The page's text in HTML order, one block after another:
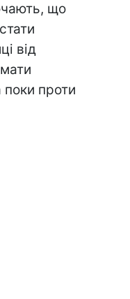
що
від
проти